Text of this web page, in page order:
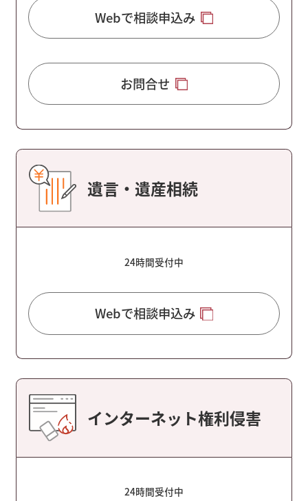
Webで相談申込み
お問合せ
遺言・遺産相続
24時間受付中
Webで相談申込み
インターネット権利侵害
24時間受付中